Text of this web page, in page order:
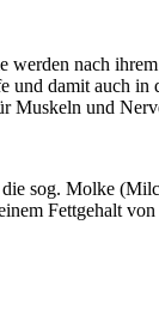
werden nach
und damit auch
Muskeln und
sog. Molke
Fettgehalt von